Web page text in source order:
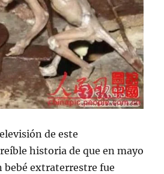
de este
historia de que en mayo
bebé extraterrestre fue